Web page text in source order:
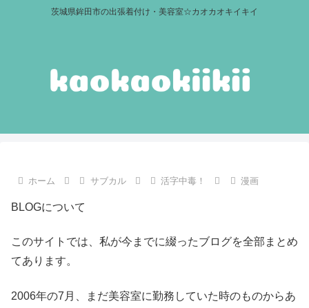
茨城県鉾田市の出張着付け・美容室☆カオカオキイキイ
ホーム サブカル 活字中毒！ 漫画
BLOGについて
このサイトでは、私が今までに綴ったブログを全部まとめ
てあります。
2006年の7月、まだ美容室に勤務していた時のものからあ